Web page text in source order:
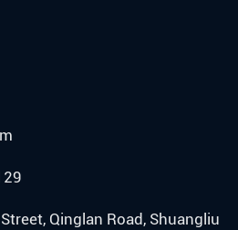
Qinglan Road, Shuangliu